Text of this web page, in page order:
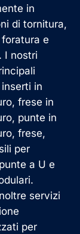
in
di tornitura,
e
I nostri
in
frese in
punte in
frese,
per
a U e
servizi
per